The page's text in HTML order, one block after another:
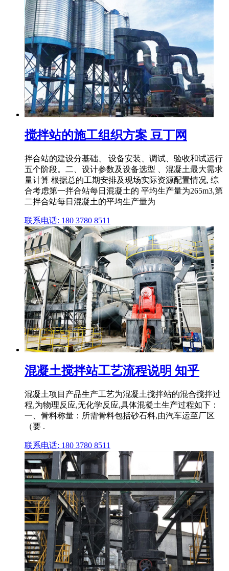
搅拌站的施工组织方案 豆丁网
拌合站的建设分基础、 设备安装、调试、验收和试运行
五个阶段。二、设计参数及设备选型 、混凝土最大需求
量计算 根据总的工期安排及现场实际资源配置情况, 综
合考虑第一拌合站每日混凝土的 平均生产量为265m3,第
二拌合站每日混凝土的平均生产量为
联系电话: 180 3780 8511
混凝土搅拌站工艺流程说明 知乎
混凝土项目产品生产工艺为混凝土搅拌站的混合搅拌过
程,为物理反应,无化学反应,具体混凝土生产过程如下：
一、骨料称量：所需骨料包括砂石料,由汽车运至厂区
（要 .
联系电话: 180 3780 8511